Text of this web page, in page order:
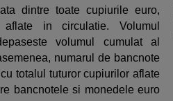
dintre toate cupiurile euro,
in circulatie. Volumul
volumul cumulat al
numarul de bancnote
totalul tuturor cupiurilor aflate
bancnotele si monedele euro